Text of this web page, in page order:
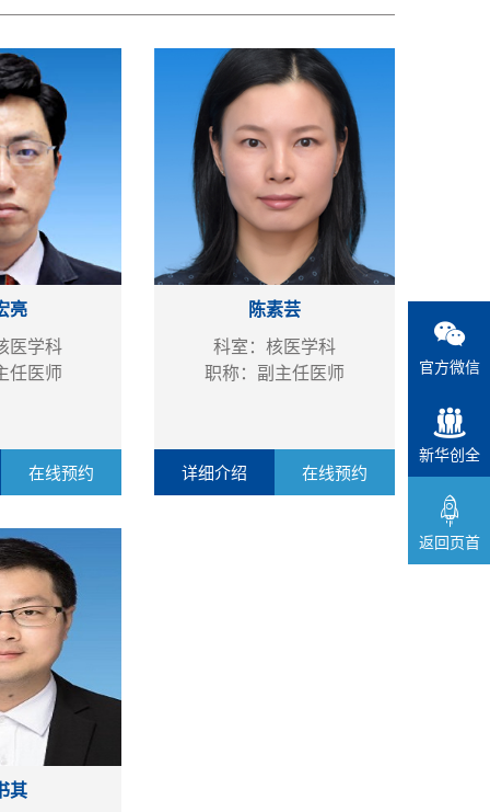
官方微信
新华创全
返回页首
亮
医学科
任医师
在线预约
陈素芸
科室：核医学科
职称：副主任医师
详细介绍 在线预约
其